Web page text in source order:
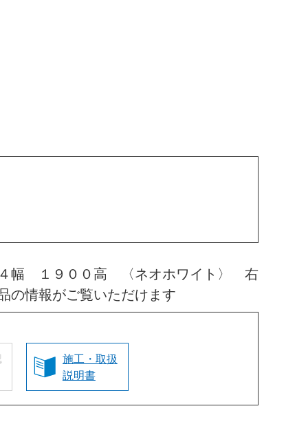
幅 １９００高 〈ネオホワイト〉 右
情報がご覧いただけます
施工・取扱
説明書